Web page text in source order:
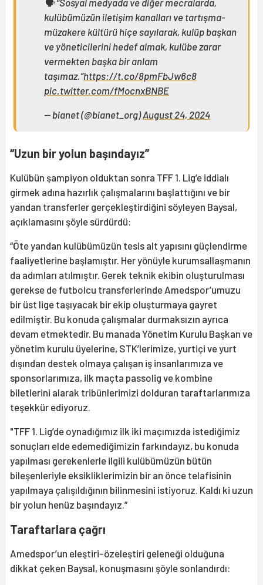
kulübümüzün iletişim kanalları ve tartışma-
müzakere kültürü hiçe sayılarak, kulüp başkan
ve yöneticilerini hedef almak, kulübe zarar
vermekten başka bir anlam
taşımaz.”https://t.co/8pmFbJw6c8
pic.twitter.com/fMocnxBNBE
— bianet (@bianet_org)August 24, 2024
“Uzun bir yolun başındayız”
Kulübün şampiyon olduktan sonra TFF 1. Lig’e iddialı
girmek adına hazırlık çalışmalarını başlattığını ve bir
yandan transferler gerçekleştirdiğini söyleyen Baysal,
açıklamasını şöyle sürdürdü:
“Öte yandan kulübümüzün tesis alt yapısını güçlendirme
faaliyetlerine başlamıştır. Her yönüyle kurumsallaşmanın
da adımları atılmıştır. Gerek teknik ekibin oluşturulması
gerekse de futbolcu transferlerinde Amedspor’umuzu
bir üst lige taşıyacak bir ekip oluşturmaya gayret
edilmiştir. Bu konuda çalışmalar durmaksızın ayrıca
devam etmektedir. Bu manada Yönetim Kurulu Başkan ve
yönetim kurulu üyelerine, STK’lerimize, yurtiçi ve yurt
dışından destek olmaya çalışan iş insanlarımıza ve
sponsorlarımıza, ilk maçta passolig ve kombine
biletlerini alarak tribünlerimizi dolduran taraftarlarımıza
teşekkür ediyoruz.
"TFF 1. Lig’de oynadığımız ilk iki maçımızda istediğimiz
sonuçları elde edemediğimizin farkındayız, bu konuda
yapılması gerekenlerle ilgili kulübümüzün bütün
bileşenleriyle eksikliklerimizin bir an önce telafisinin
yapılmaya çalışıldığının bilinmesini istiyoruz. Kaldı ki uzun
bir yolun henüz başındayız.”
Taraftarlara çağrı
Amedspor’un eleştiri-özeleştiri geleneği olduğuna
dikkat çeken Baysal, konuşmasını şöyle sonlandırdı: